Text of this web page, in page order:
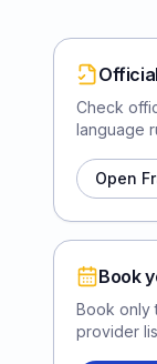
Check
language
Open
Book
Book only
provider